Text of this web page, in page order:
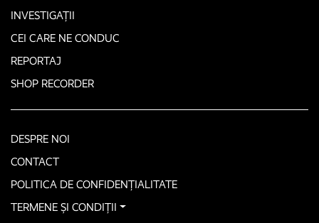
INVESTIGAȚII
CEI CARE NE CONDUC
REPORTAJ
SHOP RECORDER
DESPRE NOI
CONTACT
POLITICA DE CONFIDENȚIALITATE
TERMENE ȘI CONDIȚII